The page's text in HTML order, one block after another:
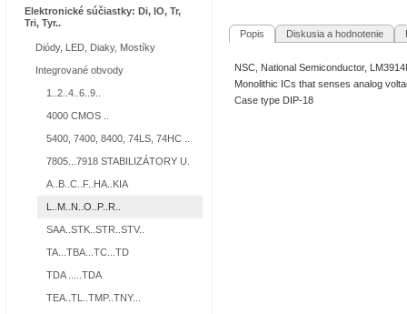
Elektronické súčiastky: Di, IO, Tr,
Tri, Tyr..
Diódy, LED, Diaky, Mostíky
Integrované obvody
1..2..4..6..9..
4000 CMOS ..
5400, 7400, 8400, 74LS, 74HC ..
7805...7918 STABILIZÁTORY U.
A..B..C..F..HA..KIA
L..M..N..O..P..R..
SAA..STK..STR..STV..
TA...TBA...TC...TD
TDA .....TDA
TEA..TL..TMP..TNY...
Popis Diskusia a hodnotenie
NSC, National Semiconductor,
Monolithic ICs that senses analog
Case type DIP-18